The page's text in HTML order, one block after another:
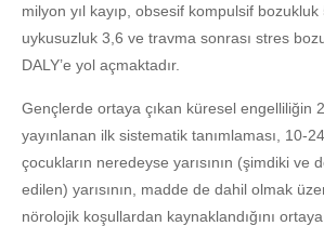
milyon yıl kayıp, obsesif kompulsif
uykusuzluk 3,6 ve travma sonrası stres
DALY’e yol açmaktadır.
Gençlerde ortaya çıkan küresel engelliliğin
yayınlanan ilk sistematik tanımlaması, 10-
çocukların neredeyse yarısının (şimdiki ve
edilen) yarısının, madde de dahil olmak
nörolojik koşullardan kaynaklandığını